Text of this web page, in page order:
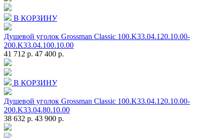
В КОРЗИНУ
Душевой уголок Grossman Classic 100.K33.04.120.10.00-
200.K33.04.100.10.00
41 712 р. 47 400 р.
В КОРЗИНУ
Душевой уголок Grossman Classic 100.K33.04.120.10.00-
200.K33.04.80.10.00
38 632 р. 43 900 р.